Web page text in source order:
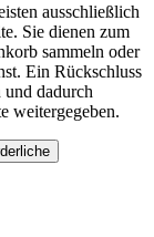
ausschließlich
Sie dienen zum
sammeln oder
Ein Rückschluss
dadurch
weitergegeben.